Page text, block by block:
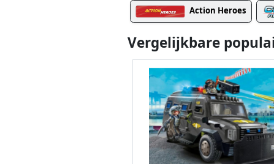
Action Heroes
Vergelijkbare